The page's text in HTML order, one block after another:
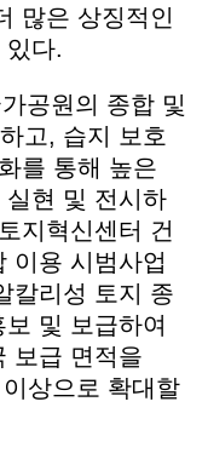
많은 상징적인
있다.
공원의 종합 및
고, 습지 보호
를 통해 높은
현 및 전시하
지혁신센터 건
이용 시범사업
칼리성 토지 종
및 보급하여
보급 면적을
상으로 확대할